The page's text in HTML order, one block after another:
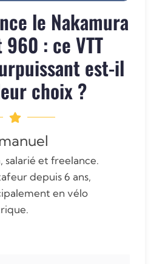
le Nakamura
: ce VTT
est-il
choix ?
salarié et freelance.
depuis 6 ans,
en vélo